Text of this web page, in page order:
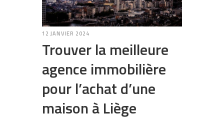
12 JANVIER 2024
Trouver la meilleure
agence immobilière
pour l’achat d’une
maison à Liège